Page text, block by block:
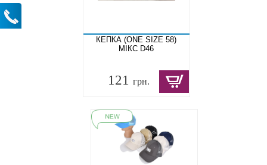
КЕПКА (ONE SIZE 58)
МІКС D46
121 грн.